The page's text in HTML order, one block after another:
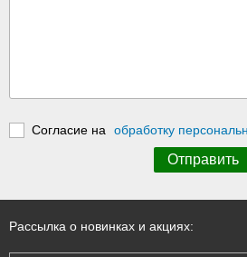
Согласие на обработку
Рассылка о новинках и акциях: